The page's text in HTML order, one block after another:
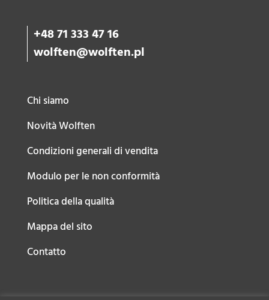
+48 71 333 47 16
wolften@wolften.pl
Chi siamo
Novità Wolften
Condizioni generali di vendita
Modulo per le non conformità
Politica della qualità
Mappa del sito
Contatto